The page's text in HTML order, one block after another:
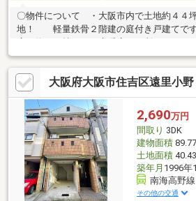
〇物件について ・大阪市内で土地約４４
地！ 軽量鉄骨２階建の庭付き戸建てで
宅で太陽光発電システムも 備えており
玄関ですので、大荷物のときもアクセス
備でございます！ ・南庭には、ウッドデ
あり、 ガーデニングもできちゃいます
広々としており、 主寝室以外の２室は
ご利用いただけます。 ・収納も豊富に
らに住空間を広々と確保！ ・即日内見可
大阪府大阪市住吉区遠里小
2,690万円
間取り 3DK
建物面積
土地面積
築年月 1996年
南海高野
その他の交通